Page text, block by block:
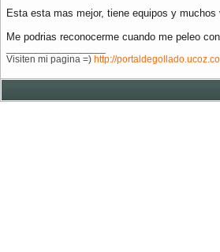
Esta esta mas mejor, tiene equipos y
Me podrias reconocerme cuando me peleo
Visiten mi pagina =) http://